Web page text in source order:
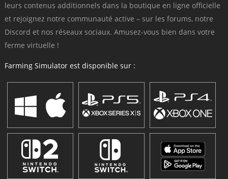
leurs contenus additionnels dans la boutique en ligne officielle
et rejoignez notre communauté active – sur les forums, notre
Discord et nos réseaux sociaux. Amusez-vous bien dans votre
ferme virtuelle !
Farming Simulator est disponible sur :